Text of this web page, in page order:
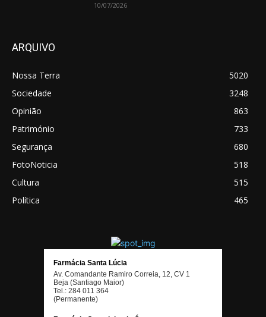
10/07/2026
ARQUIVO
Nossa Terra
5020
Sociedade
3248
Opinião
863
Património
733
Segurança
680
FotoNoticia
518
Cultura
515
Política
465